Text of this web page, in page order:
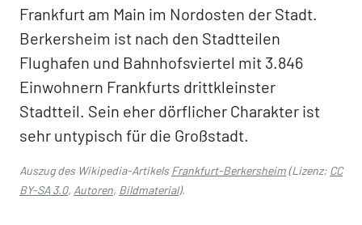
Frankfurt am Main im Nordosten der Stadt.
Berkersheim ist nach den Stadtteilen
Flughafen und Bahnhofsviertel mit 3.846
Einwohnern Frankfurts drittkleinster
Stadtteil. Sein eher dörflicher Charakter ist
sehr untypisch für die Großstadt.
Auszug des Wikipedia-ArtikelsFrankfurt-Berkersheim(Lizenz: CC
BY-SA 3.0, Autoren, Bildmaterial).